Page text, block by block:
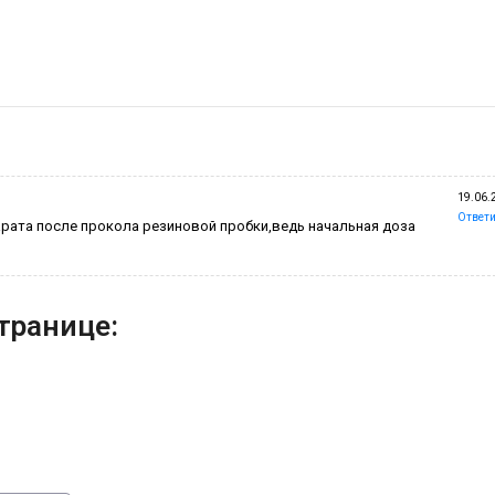
после прокола резиновой пробки,ведь начальная доза